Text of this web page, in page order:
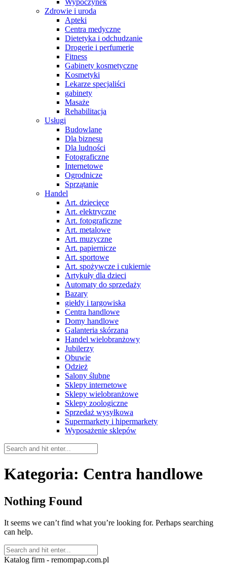
Wypoczynek
Zdrowie i uroda
Apteki
Centra medyczne
Dietetyka i odchudzanie
Drogerie i perfumerie
Fitness
Gabinety kosmetyczne
Kosmetyki
Lekarze specjaliści
gabinety
Masaże
Rehabilitacja
Usługi
Budowlane
Dla biznesu
Dla ludności
Fotograficzne
Internetowe
Ogrodnicze
Sprzątanie
Handel
Art. dziecięce
Art. elektryczne
Art. fotograficzne
Art. metalowe
Art. muzyczne
Art. papiernicze
Art. sportowe
Art. spożywcze i cukiernie
Artykuły dla dzieci
Automaty do sprzedaży
Bazary
giełdy i targowiska
Centra handlowe
Domy handlowe
Galanteria skórzana
Handel wielobranżowy
Jubilerzy
Obuwie
Odzież
Salony ślubne
Sklepy internetowe
Sklepy wielobranżowe
Sklepy zoologiczne
Sprzedaż wysyłkowa
Supermarkety i hipermarkety
Wyposażenie sklepów
Kategoria: Centra handlowe
Nothing Found
It seems we can’t find what you’re looking for. Perhaps searching
can help.
Katalog firm - remompap.com.pl